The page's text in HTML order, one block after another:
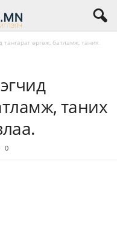
тангараг өргөж, батламж, таних
таних
0